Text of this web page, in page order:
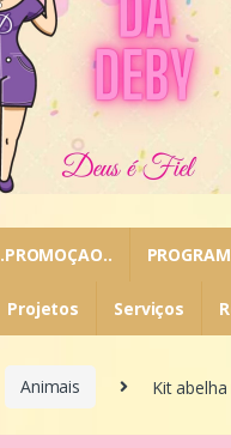
Projetos Serviços
Animais Kit